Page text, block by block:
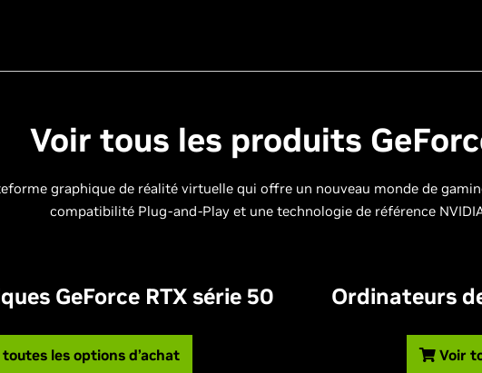
Voir tous les produits
graphique de réalité virtuelle qui offre un nouveau monde de
compatibilité Plug-and-Play et une technologie de référence
GeForce RTX série 50
les options d’achat
Ordinateurs
Voir